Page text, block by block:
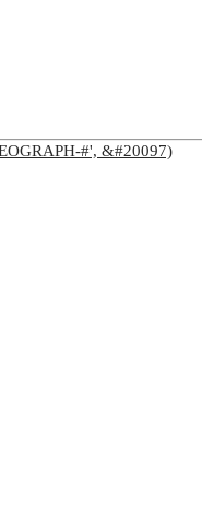
#', &#20097)